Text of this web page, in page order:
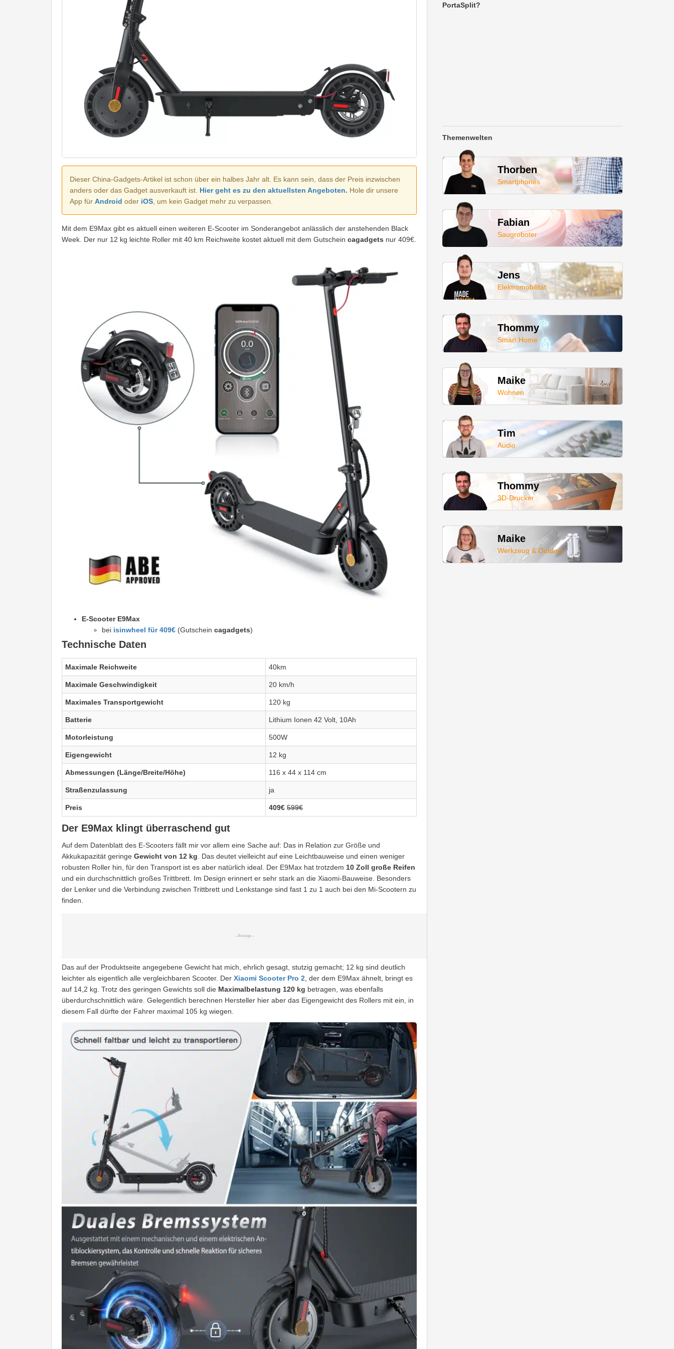
Dieser China-Gadgets-Artikel ist schon über ein halbes Jahr alt. Es kann sein, dass der Preis inzwischen
anders oder das Gadget ausverkauft ist. Hier geht es zu den aktuellsten Angeboten. Hole dir unsere
App für Android oder iOS , um kein Gadget mehr zu verpassen.
Mit dem E9Max gibt es aktuell einen weiteren E-Scooter im Sonderangebot anlässlich der anstehenden Black
Week. Der nur 12 kg leichte Roller mit 40 km Reichweite kostet aktuell mit dem Gutschein cagadgets nur 409€.
E-Scooter E9Max
bei isinwheel für 409€ (Gutschein cagadgets)
Technische Daten
Maximale Reichweite 40km
Maximale Geschwindigkeit 20 km/h
Maximales Transportgewicht 120 kg
Batterie Lithium Ionen 42 Volt, 10Ah
Motorleistung 500W
Eigengewicht 12 kg
Abmessungen (Länge/Breite/Höhe) 116 x 44 x 114 cm
Straßenzulassung ja
Preis 409€ 599€
Der E9Max klingt überraschend gut
Auf dem Datenblatt des E-Scooters fällt mir vor allem eine Sache auf: Das in Relation zur Größe und
Akkukapazität geringe Gewicht von 12 kg . Das deutet vielleicht auf eine Leichtbauweise und einen weniger
robusten Roller hin, für den Transport ist es aber natürlich ideal. Der E9Max hat trotzdem 10 Zoll große Reifen
und ein durchschnittlich großes Trittbrett. Im Design erinnert er sehr stark an die Xiaomi-Bauweise. Besonders
der Lenker und die Verbindung zwischen Trittbrett und Lenkstange sind fast 1 zu 1 auch bei den Mi-Scootern zu
finden.
Das auf der Produktseite angegebene Gewicht hat mich, ehrlich gesagt, stutzig gemacht; 12 kg sind deutlich
leichter als eigentlich alle vergleichbaren Scooter. Der Xiaomi Scooter Pro 2 , der dem E9Max ähnelt, bringt es
auf 14,2 kg. Trotz des geringen Gewichts soll die Maximalbelastung 120 kg betragen, was ebenfalls
überdurchschnittlich wäre. Gelegentlich berechnen Hersteller hier aber das Eigengewicht des Rollers mit ein, in
diesem Fall dürfte der Fahrer maximal 105 kg wiegen.
PortaSplit?
Themenwelten
Thorben
Smartphones
Fabian
Saugroboter
Jens
Elektromobilität
Thommy
Smart Home
Maike
Wohnen
Tim
Audio
Thommy
3D-Drucker
Maike
Werkzeug & Outdoor